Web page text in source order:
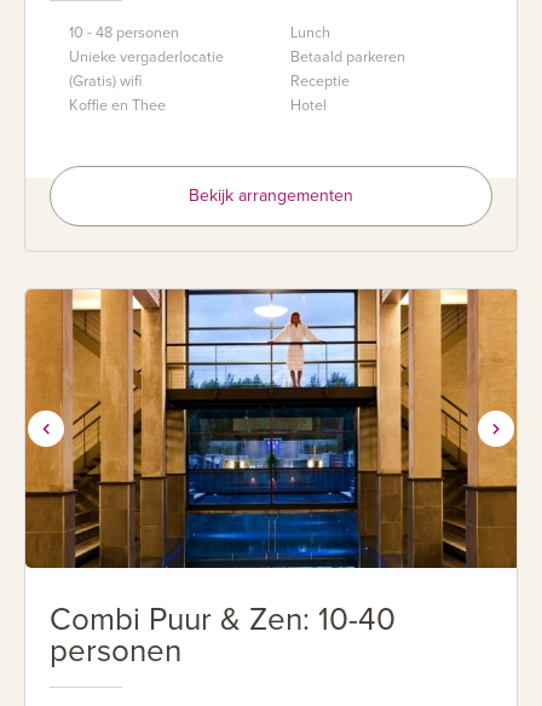
10 - 48 personen
Unieke vergaderlocatie
(Gratis) wifi
Koffie en Thee
Lunch
Betaald parkeren
Receptie
Hotel
Bekijk arrangementen
Combi Puur & Zen: 10-40
personen